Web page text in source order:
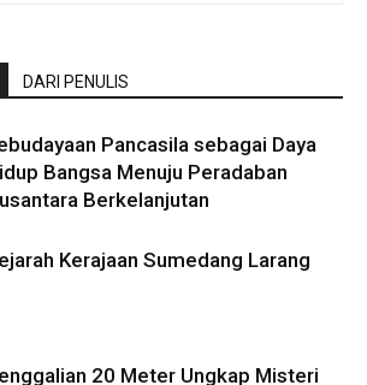
DARI PENULIS
Pancasila sebagai Daya
Bangsa Menuju Peradaban
Berkelanjutan
Kerajaan Sumedang Larang
20 Meter Ungkap Misteri